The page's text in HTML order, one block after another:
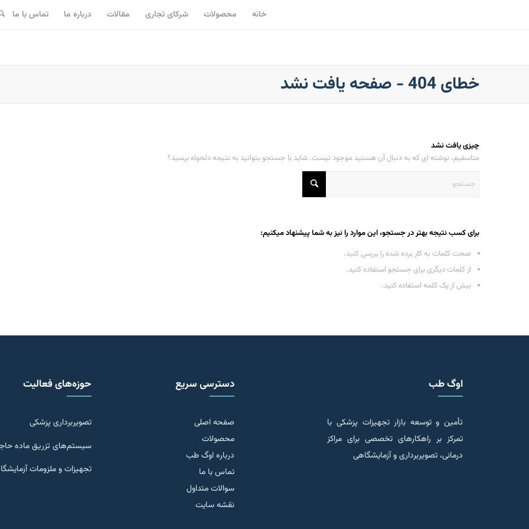
خانه محصولات شرکای تجاری مقالات درباره ما تماس با ما
خطای 404 - صفحه یافت نشد
چیزی یافت نشد
متاسفیم، نوشته ای که به دنبال آن هستید موجود نیست. شاید با جستجو بتوانید به نتیجه دلخواه برسید؟
برای کسب نتیجه بهتر در جستجو، این موارد را نیز به شما پیشنهاد میکنیم:
صحت کلمات به کار برده شده را بررسی کنید.
از کلمات دیگری برای جستجو استفاده کنید.
بیش از یک کلمه استفاده کنید.
اوگ طب
تأمین و توسعه بازار تجهیزات پزشکی با
تمرکز بر راهکارهای تخصصی برای مراکز
درمانی، تصویربرداری و آزمایشگاهی
دسترسی سریع
صفحه اصلی
محصولات
درباره اوگ طب
تماس با ما
سوالات متداول
نقشه سایت
حوزه‌های فعالیت
تصویربرداری پزشکی
سیستم‌های تزریق ماده
تجهیزات و ملزومات